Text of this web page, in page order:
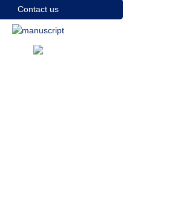
Contact us